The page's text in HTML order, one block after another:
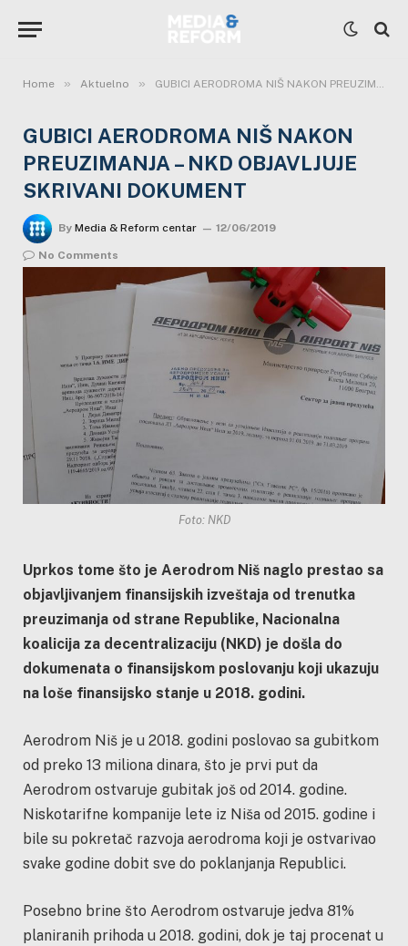
Home » Aktuelno » GUBICI AERODROMA NIŠ NAKON PREUZIMANJA – NKD OBJAVLJUJE SKRIVANI DOKUMENT
GUBICI AERODROMA NIŠ NAKON
PREUZIMANJA – NKD OBJAVLJUJE
SKRIVANI DOKUMENT
By Media & Reform centar 12/06/2019
No Comments
Foto: NKD
Uprkos tome što je Aerodrom Niš naglo prestao sa
objavljivanjem finansijskih izveštaja od trenutka
preuzimanja od strane Republike, Nacionalna
koalicija za decentralizaciju (NKD) je došla do
dokumenata o finansijskom poslovanju koji ukazuju
na loše finansijsko stanje u 2018. godini.
Aerodrom Niš je u 2018. godini poslovao sa gubitkom
od preko 13 miliona dinara, što je prvi put da
Aerodrom ostvaruje gubitak još od 2014. godine.
Niskotarifne kompanije lete iz Niša od 2015. godine i
bile su pokretač razvoja aerodroma koji je ostvarivao
svake godine dobit sve do poklanjanja Republici.
Posebno brine što Aerodrom ostvaruje jedva 81%
planiranih prihoda u 2018. godini, dok je taj procenat u